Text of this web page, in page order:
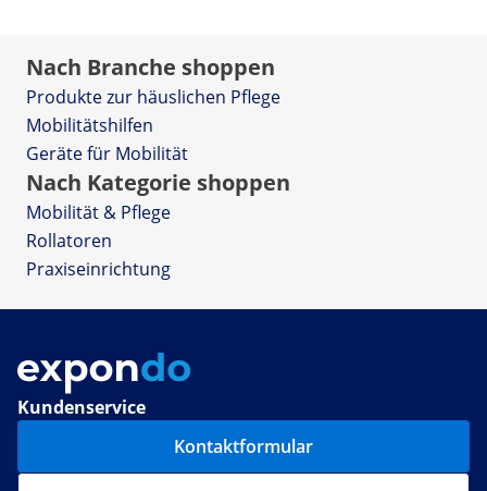
Nach Branche shoppen
Produkte zur häuslichen Pflege
Mobilitätshilfen
Geräte für Mobilität
Nach Kategorie shoppen
Mobilität & Pflege
Rollatoren
Praxiseinrichtung
Kundenservice
Kontaktformular